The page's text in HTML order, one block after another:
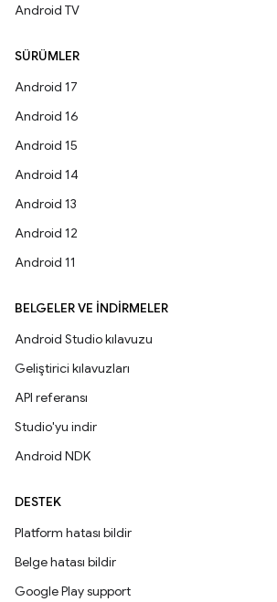
Android TV
SÜRÜMLER
Android 17
Android 16
Android 15
Android 14
Android 13
Android 12
Android 11
BELGELER VE İNDIRMELER
Android Studio kılavuzu
Geliştirici kılavuzları
API referansı
Studio'yu indir
Android NDK
DESTEK
Platform hatası bildir
Belge hatası bildir
Google Play support